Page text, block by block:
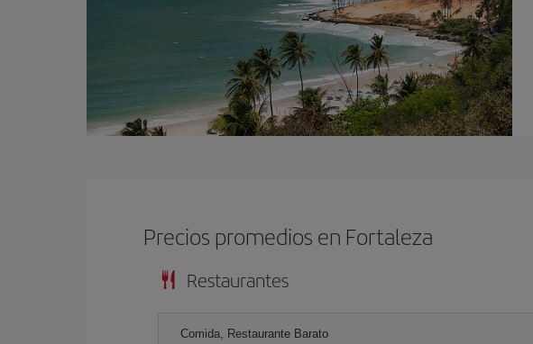
Precios promedios en Fortaleza
Restaurantes
Comida, Restaurante Barato